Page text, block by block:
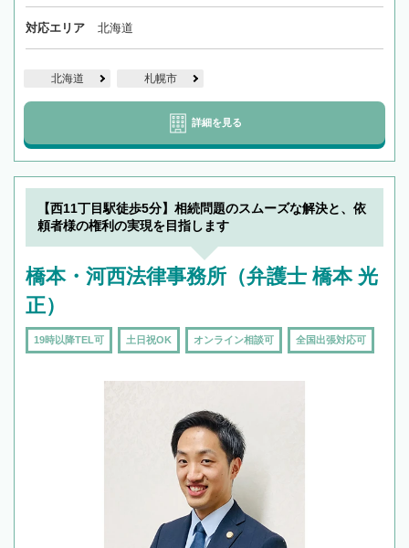
対応エリア 北海道
北海道 札幌市
詳細を見る
【西11丁目駅徒歩5分】相続問題のスムーズな解決と、依
頼者様の権利の実現を目指します
橋本・河西法律事務所（弁護士 橋本 光
正）
19時以降TEL可 土日祝OK オンライン相談可 全国出張対応可